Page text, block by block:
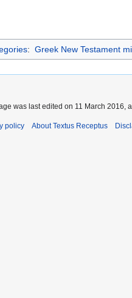
: Greek New Testament
was last edited on 11 March 2016,
policy About Textus Receptus